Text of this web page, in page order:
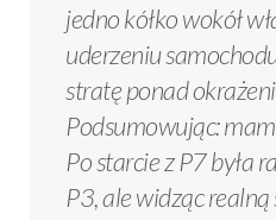
jedno kółko wokół
uderzeniu
stratę ponad
Podsumowując:
Po starcie z P7 była
P3, ale widząc realną